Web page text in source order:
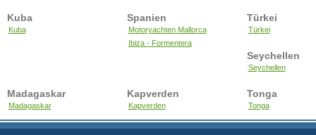
Kuba
Kuba
Spanien
Motoryachten Mallorca
Ibiza - Formentera
Türkei
Türkei
Seychellen
Seychellen
Madagaskar
Madagaskar
Kapverden
Kapverden
Tonga
Tonga